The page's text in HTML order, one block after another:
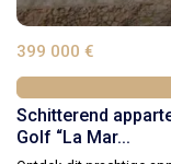
399 000 €
Schitterend
Golf “La Mar...